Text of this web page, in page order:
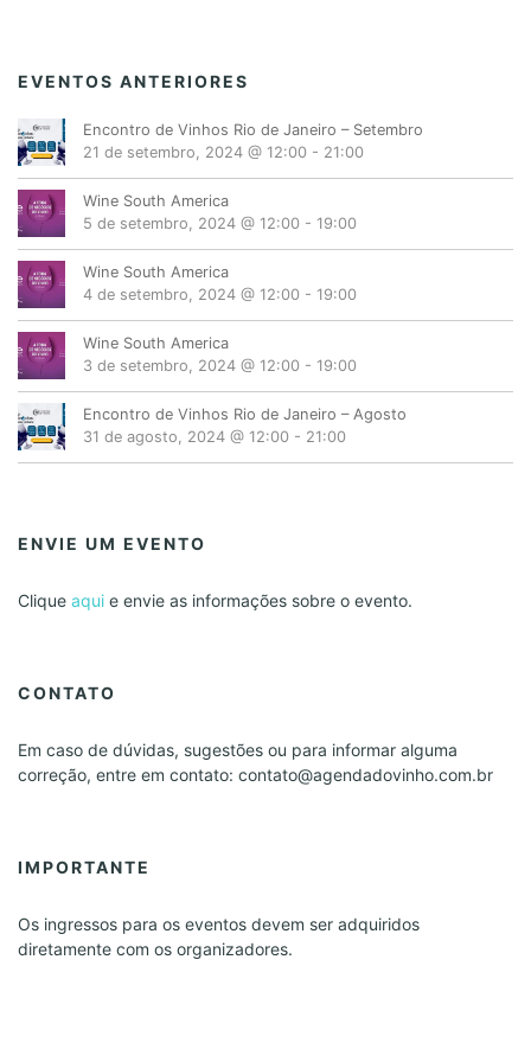
EVENTOS ANTERIORES
Encontro de Vinhos Rio de Janeiro – Setembro
21 de setembro, 2024 @ 12:00 - 21:00
Wine South America
5 de setembro, 2024 @ 12:00 - 19:00
Wine South America
4 de setembro, 2024 @ 12:00 - 19:00
Wine South America
3 de setembro, 2024 @ 12:00 - 19:00
Encontro de Vinhos Rio de Janeiro – Agosto
31 de agosto, 2024 @ 12:00 - 21:00
ENVIE UM EVENTO
Clique aqui e envie as informações sobre o evento.
CONTATO
Em caso de dúvidas, sugestões ou para informar alguma
correção, entre em contato: contato@agendadovinho.com.br
IMPORTANTE
Os ingressos para os eventos devem ser adquiridos
diretamente com os organizadores.